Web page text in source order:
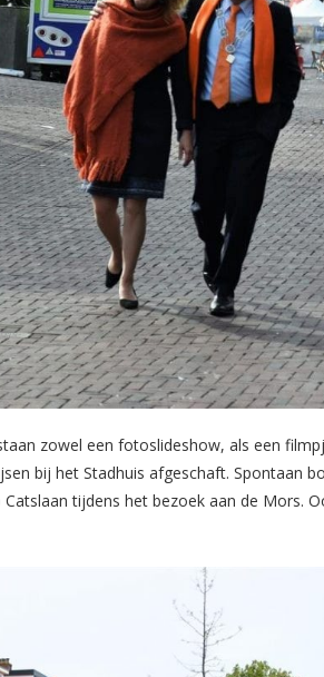
zowel een fotoslideshow, als een
bij het Stadhuis afgeschaft. Spontaan
tijdens het bezoek aan de Mors.